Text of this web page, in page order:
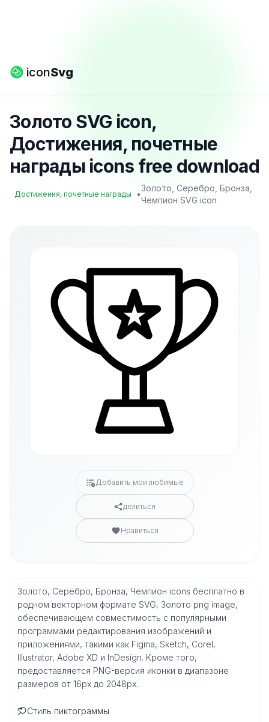
iconSvg
Золото SVG icon,
Достижения, почетные
награды icons free download
Достижения, почетные награды •
Золото, Серебро, Бронза,
Чемпион SVG icon
Добавить мои любимые
делиться
Нравиться
Золото, Серебро, Бронза, Чемпион icons бесплатно в
родном векторном формате SVG, Золото png image,
обеспечивающем совместимость с популярными
программами редактирования изображений и
приложениями, такими как Figma, Sketch, Corel,
Illustrator, Adobe XD и InDesign. Кроме того,
предоставляется PNG-версия иконки в диапазоне
размеров от 16px до 2048px.
Стиль пиктограммы